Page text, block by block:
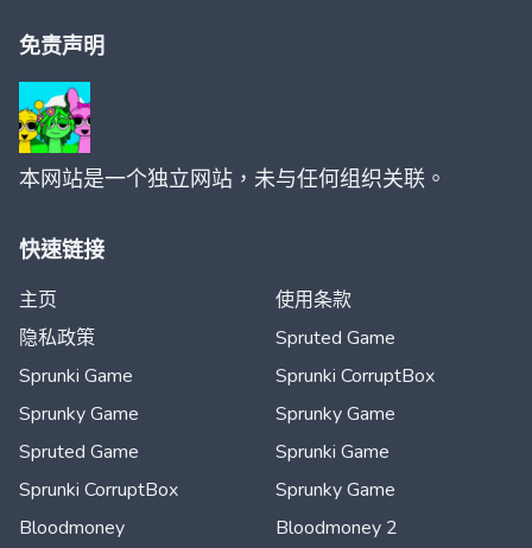
免责声明
本网站是一个独立网站，未与任何组织关联。
快速链接
主页
使用条款
隐私政策
Spruted Game
Sprunki Game
Sprunki CorruptBox
Sprunky Game
Sprunky Game
Spruted Game
Sprunki Game
Sprunki CorruptBox
Sprunky Game
Bloodmoney
Bloodmoney 2